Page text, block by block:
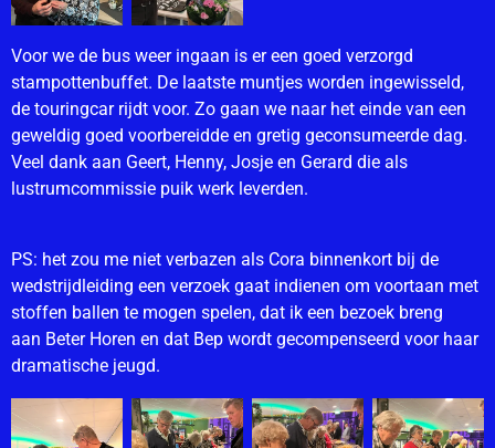
Voor we de bus weer ingaan is er een goed verzorgd
stampottenbuffet. De laatste muntjes worden ingewisseld,
de touringcar rijdt voor. Zo gaan we naar het einde van een
geweldig goed voorbereidde en gretig geconsumeerde dag.
Veel dank aan Geert, Henny, Josje en Gerard die als
lustrumcommissie puik werk leverden.
PS: het zou me niet verbazen als Cora binnenkort bij de
wedstrijdleiding een verzoek gaat indienen om voortaan met
stoffen ballen te mogen spelen, dat ik een bezoek breng
aan Beter Horen en dat Bep wordt gecompenseerd voor haar
dramatische jeugd.